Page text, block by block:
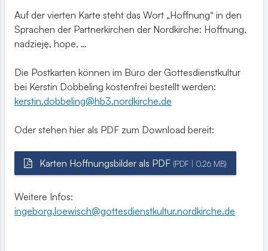
Auf der vierten Karte steht das Wort „Hoffnung“ in den
Sprachen der Partnerkirchen der Nordkirche: Hoffnung,
nadzieję, hope, …
Die Postkarten können im Büro der Gottesdienstkultur
bei Kerstin Dobbeling kostenfrei bestellt werden:
kerstin.dobbeling@hb3.nordkirche.de
Oder stehen hier als PDF zum Download bereit:
Karten Hoffnungsbilder als PDF (PDF | 0.26 MB)
Weitere Infos:
ingeborg.loewisch@gottesdienstkultur.nordkirche.de